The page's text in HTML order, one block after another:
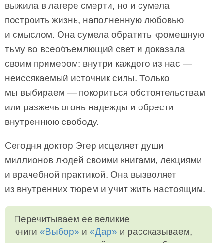
выжила в лагере смерти, но и сумела
построить жизнь, наполненную любовью
и смыслом. Она сумела обратить кромешную
тьму во всеобъемлющий свет и доказала
своим примером: внутри каждого из нас —
неиссякаемый источник силы. Только
мы выбираем — покориться обстоятельствам
или разжечь огонь надежды и обрести
внутреннюю свободу.
Сегодня доктор Эгер исцеляет души
миллионов людей своими книгами, лекциями
и врачебной практикой. Она вызволяет
из внутренних тюрем и учит жить настоящим.
Перечитываем ее великие
книги «Выбор» и «Дар» и рассказываем,